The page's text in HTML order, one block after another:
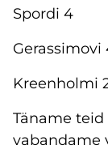
Spordi 4
Gerassimovi
Kreenholmi
Täname
vabandame